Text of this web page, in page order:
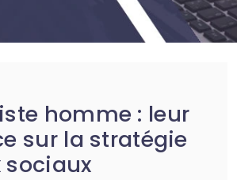
homme : leur
sur la stratégie
sociaux